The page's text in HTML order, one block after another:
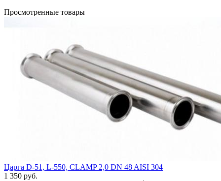
Просмотренные товары
Царга D-51, L-550, CLAMP 2,0 DN 48 AISI 304
1 350 руб.